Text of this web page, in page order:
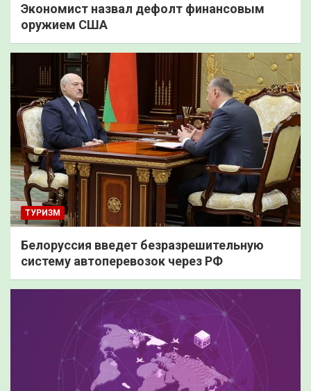
Экономист назвал дефолт финансовым
оружием США
ТУРИЗМ
Белоруссия введет безразрешительную
систему автоперевозок через РФ